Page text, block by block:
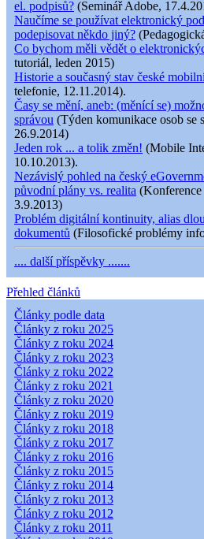
el. podpisů? (Seminář Adobe,
Naučíme se používat elektronický
podepisovat někdo jiný?
Co bychom měli vědět o
tutoriál, leden 2015)
Historie a současný stav české
telefonie, 12.11.2014).
Časy se mění, aneb: (měnící se)
správou (Týden komunikace osob se
26.9.2014)
Jeden rok ... a tolik změn! (Mobile
10.10.2013).
Nezávislý pohled na český
původní plány vs. realita
3.9.2013)
Problém digitální kontinuity, alias
dokumentů (Filosofické problémy
.... další příspěvky .......
Přehled článků
Články podle data
Články z roku 2025
Články z roku 2024
Články z roku 2023
Články z roku 2022
Články z roku 2021
Články z roku 2020
Články z roku 2019
Články z roku 2018
Články z roku 2017
Články z roku 2016
Články z roku 2015
Články z roku 2014
Články z roku 2013
Články z roku 2012
Články z roku 2011